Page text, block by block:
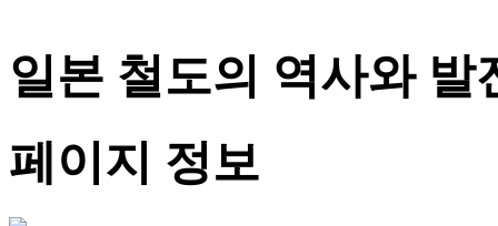
일본 철도의 역사와 발
페이지 정보